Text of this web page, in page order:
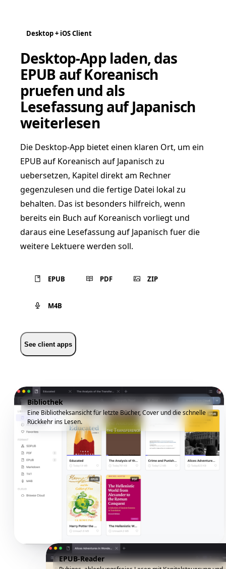
Desktop + iOS Client
Desktop-App laden, das
EPUB auf Koreanisch
pruefen und als
Lesefassung auf Japanisch
weiterlesen
Die Desktop-App bietet einen klaren Ort, um ein
EPUB auf Koreanisch auf Japanisch zu
uebersetzen, Kapitel direkt am Rechner
gegenzulesen und die fertige Datei lokal zu
behalten. Das ist besonders hilfreich, wenn
bereits ein Buch auf Koreanisch vorliegt und
daraus eine Lesefassung auf Japanisch fuer die
weitere Lektuere werden soll.
EPUB PDF ZIP
M4B
See client apps
Bibliothek
Eine Bibliotheksansicht für letzte Bücher, Cover und die schnelle
Rückkehr ins Lesen.
EPUB-Reader